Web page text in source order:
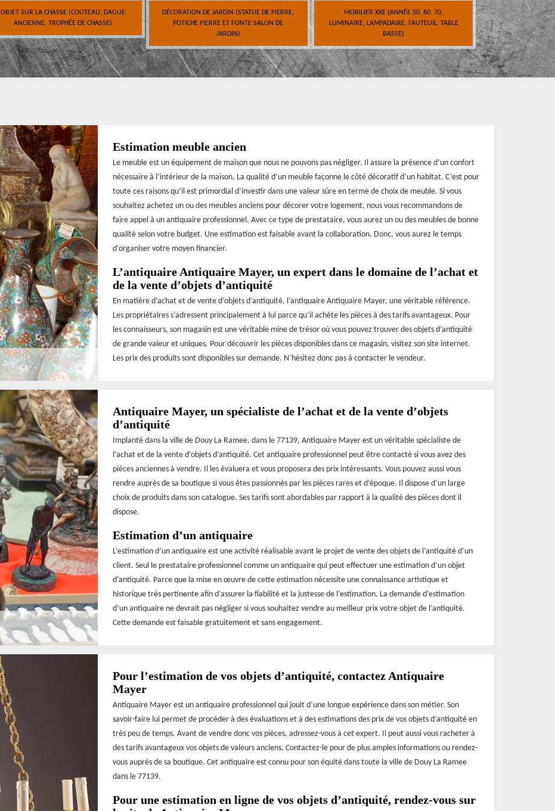
OBJET SUR LA CHASSE (COUTEAU, DAGUE
ANCIENNE, TROPHÉE DE CHASSE)
DÉCORATION DE JARDIN (STATUE DE PIERRE,
POTICHE PIERRE ET FONTE SALON DE
JARDIN)
MOBILIER XXE (ANNÉE 50, 60, 70,
LUMINAIRE, LAMPADAIRE, FAUTEUIL, TABLE
BASSE)
Estimation meuble ancien
Le meuble est un équipement de maison que nous ne pouvons pas négliger. Il assure la présence d’un confort
nécessaire à l’intérieur de la maison. La qualité d’un meuble façonne le côté décoratif d’un habitat. C’est pour
toute ces raisons qu’il est primordial d’investir dans une valeur sûre en terme de choix de meuble. Si vous
souhaitez achetez un ou des meubles anciens pour décorer votre logement, nous vous recommandons de
faire appel à un antiquaire professionnel. Avec ce type de prestataire, vous aurez un ou des meubles de bonne
qualité selon votre budget. Une estimation est faisable avant la collaboration. Donc, vous aurez le temps
d’organiser votre moyen financier.
L’antiquaire Antiquaire Mayer, un expert dans le domaine de l’achat et
de la vente d’objets d’antiquité
En matière d’achat et de vente d’objets d’antiquité, l’antiquaire Antiquaire Mayer, une véritable référence.
Les propriétaires s’adressent principalement à lui parce qu’il achète les pièces à des tarifs avantageux. Pour
les connaisseurs, son magasin est une véritable mine de trésor où vous pouvez trouver des objets d’antiquité
de grande valeur et uniques. Pour découvrir les pièces disponibles dans ce magasin, visitez son site internet.
Les prix des produits sont disponibles sur demande. N’hésitez donc pas à contacter le vendeur.
Antiquaire Mayer, un spécialiste de l’achat et de la vente d’objets
d’antiquité
Implanté dans la ville de Douy La Ramee, dans le 77139, Antiquaire Mayer est un véritable spécialiste de
l’achat et de la vente d’objets d’antiquité. Cet antiquaire professionnel peut être contacté si vous avez des
pièces anciennes à vendre. Il les évaluera et vous proposera des prix intéressants. Vous pouvez aussi vous
rendre auprès de sa boutique si vous êtes passionnés par les pièces rares et d’époque. Il dispose d’un large
choix de produits dans son catalogue. Ses tarifs sont abordables par rapport à la qualité des pièces dont il
dispose.
Estimation d’un antiquaire
L’estimation d’un antiquaire est une activité réalisable avant le projet de vente des objets de l’antiquité d’un
client. Seul le prestataire professionnel comme un antiquaire qui peut effectuer une estimation d’un objet
d’antiquité. Parce que la mise en œuvre de cette estimation nécessite une connaissance artistique et
historique très pertinente afin d’assurer la fiabilité et la justesse de l’estimation. La demande d’estimation
d’un antiquaire ne devrait pas négliger si vous souhaitez vendre au meilleur prix votre objet de l’antiquité.
Cette demande est faisable gratuitement et sans engagement.
Pour l’estimation de vos objets d’antiquité, contactez Antiquaire
Mayer
Antiquaire Mayer est un antiquaire professionnel qui jouit d’une longue expérience dans son métier. Son
savoir-faire lui permet de procéder à des évaluations et à des estimations des prix de vos objets d’antiquité en
très peu de temps. Avant de vendre donc vos pièces, adressez-vous à cet expert. Il peut aussi vous racheter à
des tarifs avantageux vos objets de valeurs anciens. Contactez-le pour de plus amples informations ou rendez-
vous auprès de sa boutique. Cet antiquaire est connu pour son équité dans toute la ville de Douy La Ramee
dans le 77139.
Pour une estimation en ligne de vos objets d’antiquité, rendez-vous sur